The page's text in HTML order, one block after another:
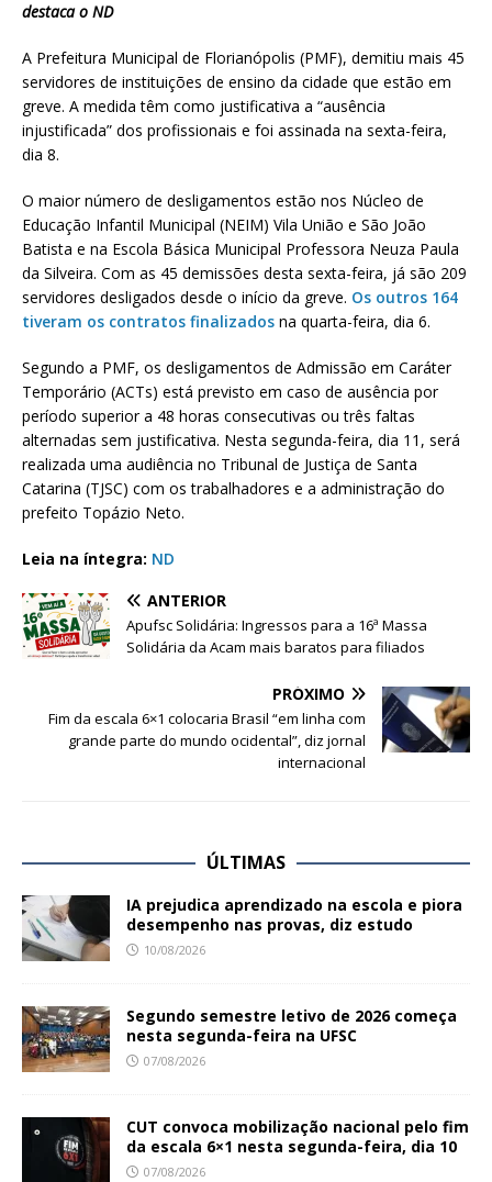
destaca o ND
A Prefeitura Municipal de Florianópolis (PMF), demitiu mais 45
servidores de instituições de ensino da cidade que estão em
greve. A medida têm como justificativa a “ausência
injustificada” dos profissionais e foi assinada na sexta-feira,
dia 8.
O maior número de desligamentos estão nos Núcleo de
Educação Infantil Municipal (NEIM) Vila União e São João
Batista e na Escola Básica Municipal Professora Neuza Paula
da Silveira. Com as 45 demissões desta sexta-feira, já são 209
servidores desligados desde o início da greve. Os outros 164
tiveram os contratos finalizados na quarta-feira, dia 6.
Segundo a PMF, os desligamentos de Admissão em Caráter
Temporário (ACTs) está previsto em caso de ausência por
período superior a 48 horas consecutivas ou três faltas
alternadas sem justificativa. Nesta segunda-feira, dia 11, será
realizada uma audiência no Tribunal de Justiça de Santa
Catarina (TJSC) com os trabalhadores e a administração do
prefeito Topázio Neto.
Leia na íntegra: ND
ANTERIOR
Apufsc Solidária: Ingressos para a 16ª Massa
Solidária da Acam mais baratos para filiados
PRÓXIMO
Fim da escala 6×1 colocaria Brasil “em linha com
grande parte do mundo ocidental”, diz jornal
internacional
ÚLTIMAS
IA prejudica aprendizado na escola e piora
desempenho nas provas, diz estudo
10/08/2026
Segundo semestre letivo de 2026 começa
nesta segunda-feira na UFSC
07/08/2026
CUT convoca mobilização nacional pelo fim
da escala 6×1 nesta segunda-feira, dia 10
07/08/2026